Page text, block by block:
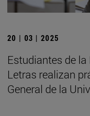
20 | 03 | 2025
Estudiantes de
Letras realizan
General de la